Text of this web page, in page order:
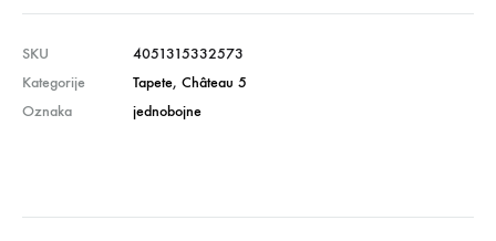
SKU
4051315332573
Kategorije
Tapete, Château 5
Oznaka
jednobojne